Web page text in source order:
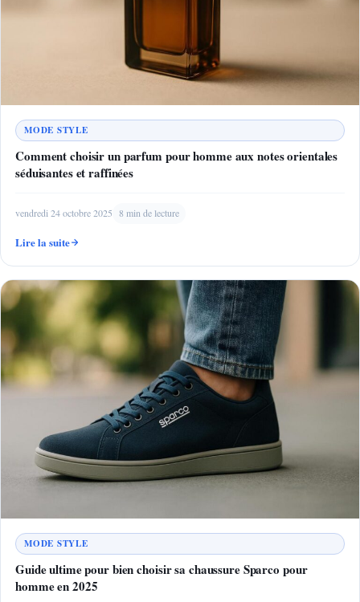
MODE STYLE
Comment choisir un parfum pour homme aux notes orientales
séduisantes et raffinées
vendredi 24 octobre 2025 8 min de lecture
Lire la suite
MODE STYLE
Guide ultime pour bien choisir sa chaussure Sparco pour
homme en 2025